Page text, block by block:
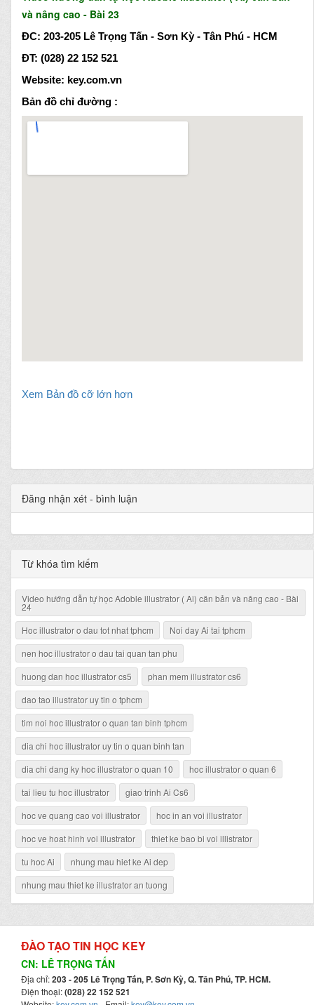
và nâng cao - Bài 23
ĐC: 203-205 Lê Trọng Tấn - Sơn Kỳ - Tân Phú - HCM
ĐT: (028) 22 152 521
Website: key.com.vn
Bản đồ chỉ đường :
Xem Bản đồ cỡ lớn hơn
Đăng nhận xét - bình luận
Từ khóa tìm kiếm
Video hướng dẫn tự học Adoble illustrator ( Ai) căn bản và nâng cao - Bài
24
Hoc illustrator o dau tot nhat tphcm
Noi day Ai tai tphcm
nen hoc illustrator o dau tai quan tan phu
huong dan hoc illustrator cs5
phan mem illustrator cs6
dao tao illustrator uy tin o tphcm
tim noi hoc illustrator o quan tan binh tphcm
dia chi hoc illustrator uy tin o quan binh tan
dia chi dang ky hoc illustrator o quan 10
hoc illustrator o quan 6
tai lieu tu hoc illustrator
giao trinh Ai Cs6
hoc ve quang cao voi illustrator
hoc in an voi illustrator
hoc ve hoat hinh voi illustrator
thiet ke bao bi voi illistrator
tu hoc Ai
nhung mau hiet ke Ai dep
nhung mau thiet ke illustrator an tuong
ĐÀO TẠO TIN HỌC KEY
CN: LÊ TRỌNG TẤN
Địa chỉ:203 - 205 Lê Trọng Tấn, P. Sơn Kỳ, Q. Tân Phú, TP. HCM.
Điện thoại:(028) 22 152 521